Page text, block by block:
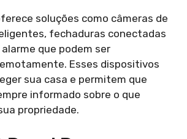
soluções como câmeras de
fechaduras conectadas
que podem ser
Esses dispositivos
sua casa e permitem que
informado sobre o que
propriedade.